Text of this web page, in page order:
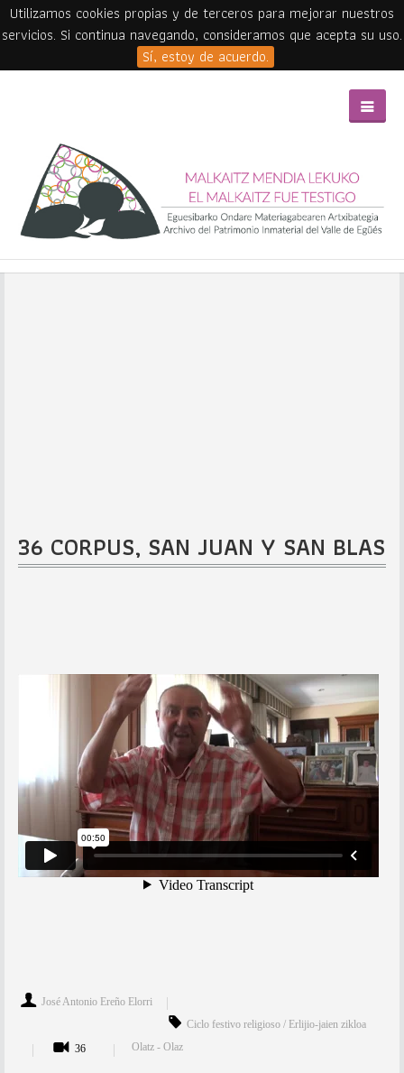
Utilizamos cookies propias y de terceros para mejorar nuestros
servicios. Si continua navegando, consideramos que acepta su uso.
Sí, estoy de acuerdo.
36 CORPUS, SAN JUAN Y SAN BLAS
José Antonio Ereño Elorri
Ciclo festivo religioso / Erlijio-jaien zikloa
36
Olatz - Olaz